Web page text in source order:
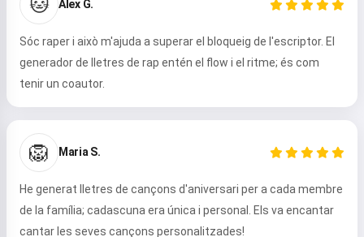
🐱 Alex G.
Sóc raper i això m'ajuda a superar el bloqueig de l'escriptor. El
generador de lletres de rap entén el flow i el ritme; és com
tenir un coautor.
🦁 Maria S.
He generat lletres de cançons d'aniversari per a cada membre
de la família; cadascuna era única i personal. Els va encantar
cantar les seves cançons personalitzades!